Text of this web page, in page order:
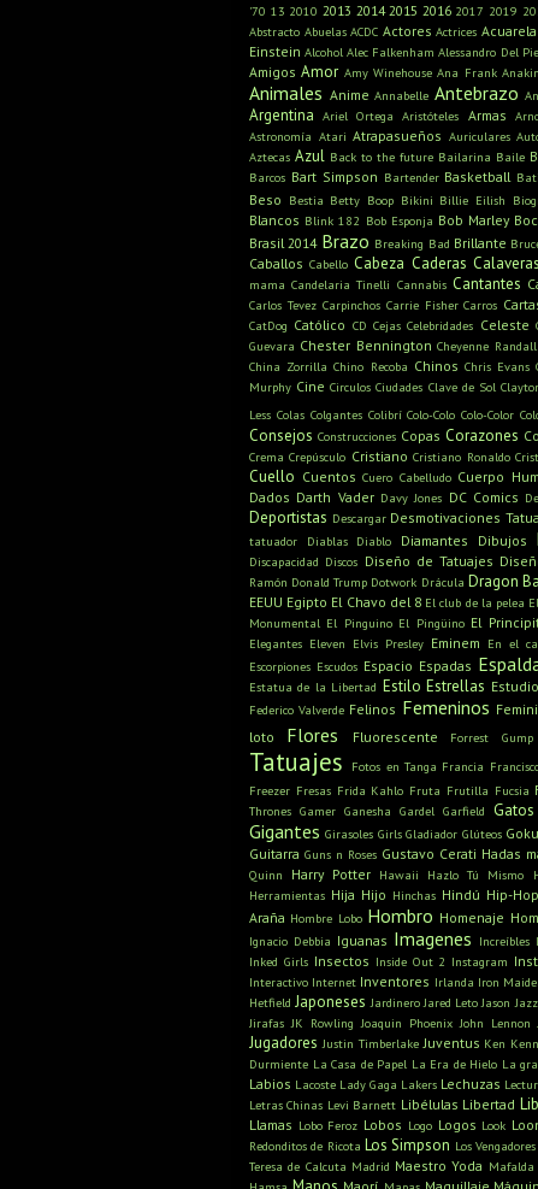
'70 13 2010 2013 2014 2015 2016 2017 2019
Abstracto Abuelas ACDC Actores Actrices Acuarela
Einstein Alcohol Alec Falkenham Alessandro Del
Amigos Amor Amy Winehouse Ana Frank
Animales Anime Annabelle Antebrazo
Argentina Ariel Ortega Aristóteles Armas
Astronomía Atari Atrapasueños Auriculares
Aztecas Azul Back to the future Bailarina Baile
Barcos Bart Simpson Bartender Basketball
Beso Bestia Betty Boop Bikini Billie Eilish
Blancos Blink 182 Bob Esponja Bob Marley
Brasil 2014 Brazo Breaking Bad Brillante
Caballos Cabello Cabeza Caderas Calaveras
mama Candelaria Tinelli Cannabis Cantantes
Carlos Tevez Carpinchos Carrie Fisher Carros
CatDog Católico CD Cejas Celebridades Celeste
Guevara Chester Bennington Cheyenne Randall
China Zorrilla Chino Recoba Chinos Chris Evans
Murphy Cine Circulos Ciudades Clave de Sol
Less Colas Colgantes Colibrí Colo-Colo Colo-Color
Consejos Construcciones Copas Corazones
Crema Crepúsculo Cristiano Cristiano Ronaldo
Cuello Cuentos Cuero Cabelludo Cuerpo
Dados Darth Vader Davy Jones DC Comics
Deportistas Descargar Desmotivaciones
tatuador
Diablas Diablo Diamantes Dibujos
Discapacidad Discos Diseño de Tatuajes
Ramón Donald Trump Dotwork Drácula Dragon
EEUU Egipto El Chavo del 8 El club de la pelea
Monumental El Pinguino El Pingüino El
Elegantes Eleven Elvis Presley Eminem En el
Escorpiones Escudos Espacio Espadas
Estatua de la Libertad Estilo Estrellas
Federico Valverde Felinos Femeninos
loto
Flores Fluorescente Forrest Gump
Tatuajes
Fotos en Tanga Francia
Freezer Fresas Frida Kahlo Fruta Frutilla Fucsia
Thrones Gamer Ganesha Gardel Garfield Gatos
Gigantes Girasoles Girls Gladiador Glúteos Goku
Guitarra Guns n Roses Gustavo Cerati Hadas
Quinn
Harry Potter Hawaii Hazlo Tú Mismo
Herramientas Hija Hijo Hinchas Hindú Hip-Hop
Araña Hombre Lobo Hombro Homenaje
Ignacio Debbia Iguanas Imagenes Increíbles
Inked Girls Insectos Inside Out 2 Instagram
Interactivo Internet Inventores Irlanda Iron
Hetfield Japoneses Jardinero Jared Leto Jason Jazz
Jirafas JK Rowling Joaquin Phoenix John Lennon
Jugadores Justin Timberlake Juventus Ken
Durmiente La Casa de Papel La Era de Hielo La
Labios Lacoste Lady Gaga Lakers Lechuzas
Letras Chinas Levi Barnett Libélulas Libertad
Llamas Lobo Feroz Lobos Logo Logos Look
Redonditos de Ricota Los Simpson Los Vengadores
Teresa de Calcuta Madrid Maestro Yoda Mafalda